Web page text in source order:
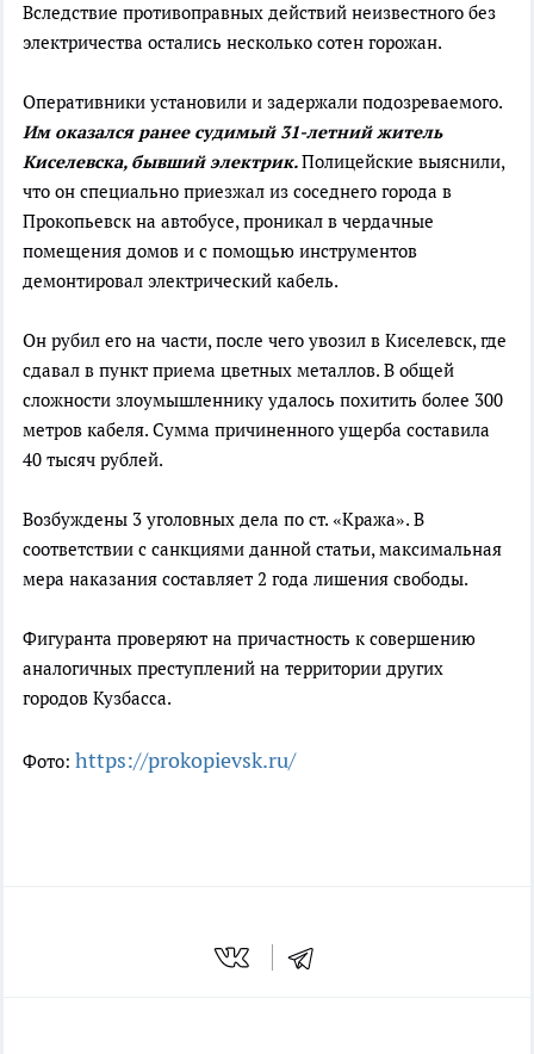
Вследствие противоправных действий неизвестного без
электричества остались несколько сотен горожан.
Оперативники установили и задержали подозреваемого.
Им оказался ранее судимый 31-летний житель
Киселевска, бывший электрик.Полицейские выяснили,
что он специально приезжал из соседнего города в
Прокопьевск на автобусе, проникал в чердачные
помещения домов и с помощью инструментов
демонтировал электрический кабель.
Он рубил его на части, после чего увозил в Киселевск, где
сдавал в пункт приема цветных металлов. В общей
сложности злоумышленнику удалось похитить более 300
метров кабеля. Сумма причиненного ущерба составила
40 тысяч рублей.
Возбуждены 3 уголовных дела по ст. «Кража». В
соответствии с санкциями данной статьи, максимальная
мера наказания составляет 2 года лишения свободы.
Фигуранта проверяют на причастность к совершению
аналогичных преступлений на территории других
городов Кузбасса.
Фото: https://prokopievsk.ru/